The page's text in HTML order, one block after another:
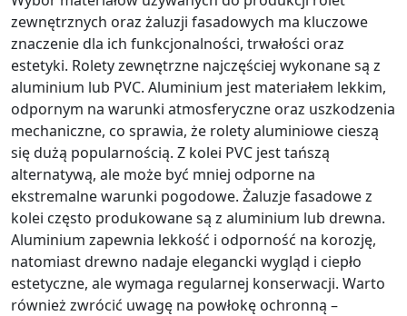
zewnętrznych oraz żaluzji fasadowych ma kluczowe
znaczenie dla ich funkcjonalności, trwałości oraz
estetyki. Rolety zewnętrzne najczęściej wykonane są z
aluminium lub PVC. Aluminium jest materiałem lekkim,
odpornym na warunki atmosferyczne oraz uszkodzenia
mechaniczne, co sprawia, że rolety aluminiowe cieszą
się dużą popularnością. Z kolei PVC jest tańszą
alternatywą, ale może być mniej odporne na
ekstremalne warunki pogodowe. Żaluzje fasadowe z
kolei często produkowane są z aluminium lub drewna.
Aluminium zapewnia lekkość i odporność na korozję,
natomiast drewno nadaje elegancki wygląd i ciepło
estetyczne, ale wymaga regularnej konserwacji. Warto
również zwrócić uwagę na powłokę ochronną –